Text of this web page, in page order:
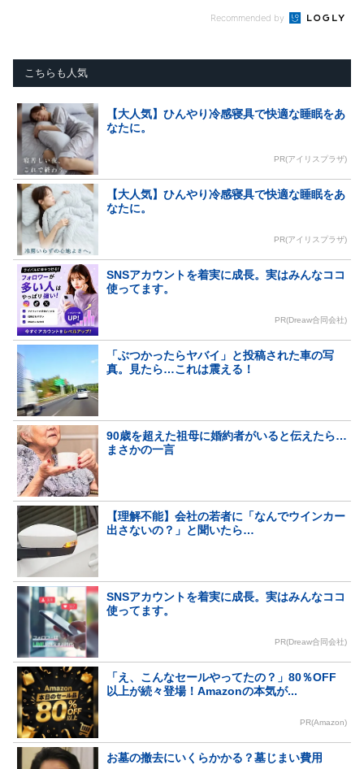
Recommended by
こちらも人気
【大人気】ひんやり冷感寝具で快適な睡眠をあ
なたに。
PR(アイリスプラザ)
【大人気】ひんやり冷感寝具で快適な睡眠をあ
なたに。
PR(アイリスプラザ)
SNSアカウントを着実に成長。実はみんなココ
使ってます。
PR(Dreaw合同会社)
「ぶつかったらヤバイ」と投稿された車の写
真。見たら…これは震える！
90歳を超えた祖母に婚約者がいると伝えたら…
まさかの一言
【理解不能】会社の若者に「なんでウインカー
出さないの？」と聞いたら…
SNSアカウントを着実に成長。実はみんなココ
使ってます。
PR(Dreaw合同会社)
「え、こんなセールやってたの？」80％OFF
以上が続々登場！Amazonの本気が...
PR(Amazon)
お墓の撤去にいくらかかる？墓じまい費用